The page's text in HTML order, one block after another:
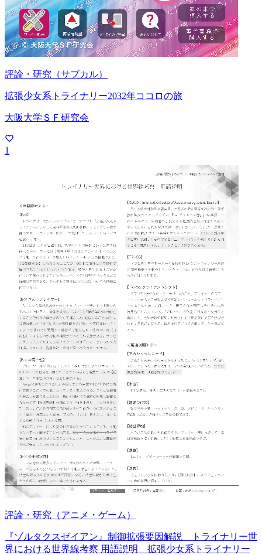
評論・研究（サブカル）
拡張少女系トライナリー2032年ココロの旅
大阪大学ＳＦ研究会
1
評論・研究（アニメ・ゲーム）
『ゾルタクスゼイアン』制御拡張要因解説 トライナリー世
界における世界線考察 用語説明 拡張少女系トライナリー